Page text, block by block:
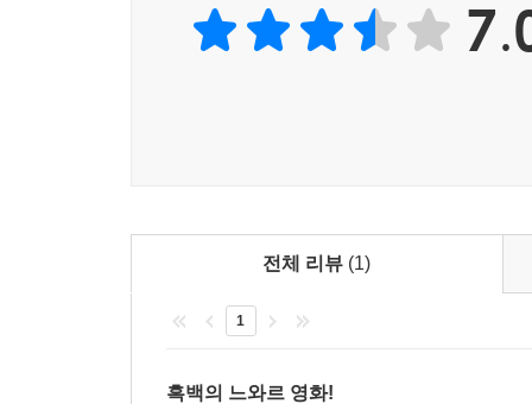
전체 리뷰 (1)
1
흑백의 느와르 영화!